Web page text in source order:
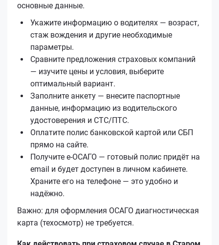
основные данные.
Укажите информацию о водителях — возраст,
стаж вождения и другие необходимые
параметры.
Сравните предложения страховых компаний
— изучите цены и условия, выберите
оптимальный вариант.
Заполните анкету — внесите паспортные
данные, информацию из водительского
удостоверения и СТС/ПТС.
Оплатите полис банковской картой или СБП
прямо на сайте.
Получите е‑ОСАГО — готовый полис придёт на
email и будет доступен в личном кабинете.
Храните его на телефоне — это удобно и
надёжно.
Важно: для оформления ОСАГО диагностическая
карта (техосмотр) не требуется.